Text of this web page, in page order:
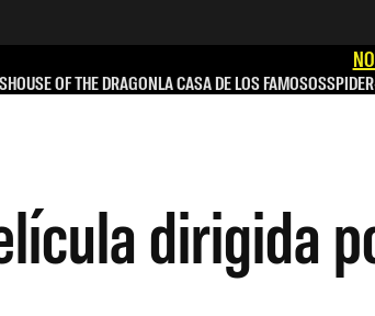
HOUSE OF THE DRAGONLA CASA DE LOS FAMOSOS
dirigida